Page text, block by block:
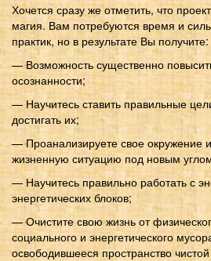
Хочется сразу же отметить, что
магия. Вам потребуются время и
практик, но в результате Вы получите:
— Возможность существенно
осознанности;
— Научитесь ставить правильные
достигать их;
— Проанализируете свое окружение
жизненную ситуацию под новым
— Научитесь правильно работать с
энергетических блоков;
— Очистите свою жизнь от
социального и энергетического
освободившееся пространство